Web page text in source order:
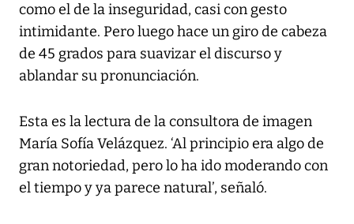
como el de la inseguridad, casi con gesto
intimidante. Pero luego hace un giro de cabeza
de 45 grados para suavizar el discurso y
ablandar su pronunciación.
Esta es la lectura de la consultora de imagen
María Sofía Velázquez. ‘Al principio era algo de
gran notoriedad, pero lo ha ido moderando con
el tiempo y ya parece natural’, señaló.